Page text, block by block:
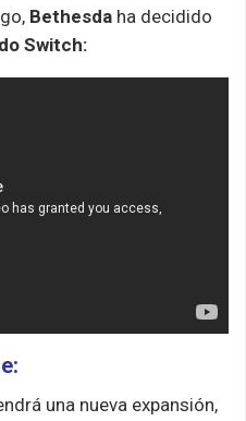
Bethesda ha decidido
Switch:
una nueva expansión,